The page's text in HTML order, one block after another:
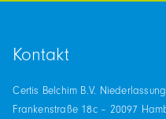
Kontakt
Certis Belchim B.V.
Frankenstraße 18c – 20097